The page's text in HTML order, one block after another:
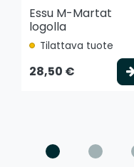
Essu M-Martat
logolla
Tilattava tuote
28,50 €